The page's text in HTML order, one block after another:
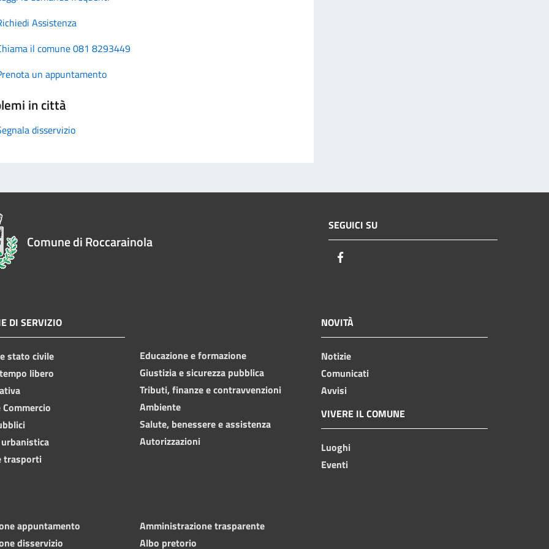
Assistenza
il comune 081 8293449
un appuntamento
in città
disservizio
Comune di Roccarainola
SEGUICI SU
DI SERVIZIO
stato civile
libero
trasporti
Educazione e formazione
Giustizia e sicurezza pubblica
Tributi, finanze e contravvenzioni
Ambiente
Salute, benessere e assistenza
Autorizzazioni
NOVITÀ
Notizie
Comunicati
Avvisi
VIVERE IL COMUNE
Luoghi
Eventi
appuntamento
disservizio
Amministrazione trasparente
Albo pretorio